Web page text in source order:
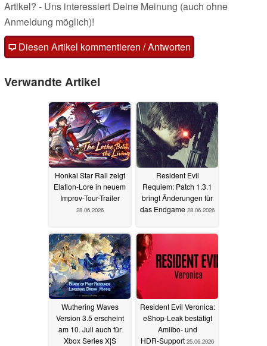
Artikel? - Uns interessiert Deine Meinung (auch ohne
Anmeldung möglich)!
Diesen Artikel kommentieren / Antworten
Verwandte Artikel
Honkai Star Rail zeigt
Elation-Lore in neuem
Improv-Tour-Trailer
28.06.2026
Resident Evil
Requiem: Patch 1.3.1
bringt Änderungen für
das Endgame 28.06.2026
Wuthering Waves
Version 3.5 erscheint
am 10. Juli auch für
Xbox Series X|S
Resident Evil Veronica:
eShop‑Leak bestätigt
Amiibo‑ und
HDR‑Support 25.06.2026